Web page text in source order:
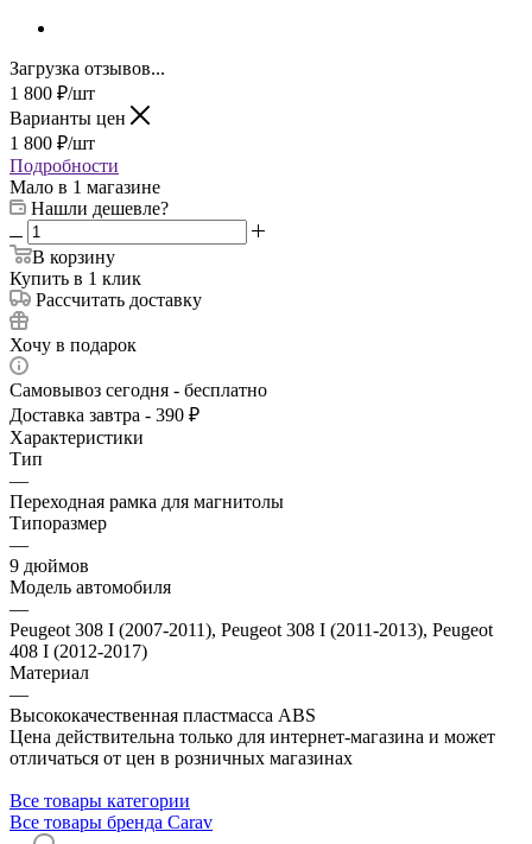
Загрузка отзывов...
1 800 ₽/шт
Варианты цен
1 800 ₽/шт
Подробности
Мало в 1 магазине
Нашли дешевле?
В корзину
Купить в 1 клик
Рассчитать доставку
Хочу в подарок
Самовывоз сегодня - бесплатно
Доставка завтра - 390 ₽
Характеристики
Тип
—
Переходная рамка для магнитолы
Типоразмер
—
9 дюймов
Модель автомобиля
—
Peugeot 308 I (2007-2011), Peugeot 308 I (2011-2013), Peugeot
408 I (2012-2017)
Материал
—
Высококачественная пластмасса ABS
Цена действительна только для интернет-магазина и может
отличаться от цен в розничных магазинах
Все товары категории
Все товары бренда Carav